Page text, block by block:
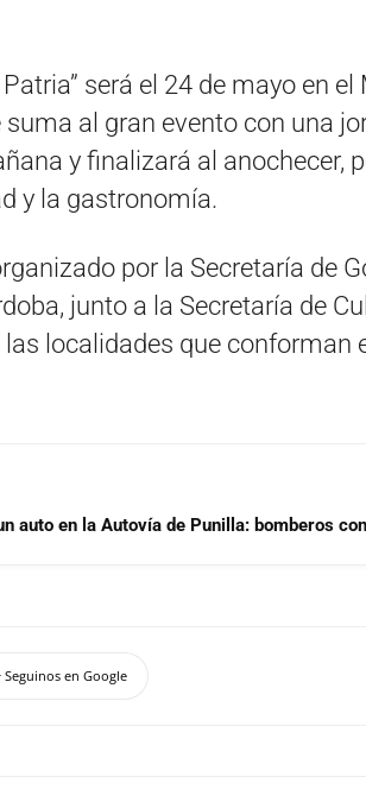
Patria” será el 24 de mayo en
suma al gran evento con una
y finalizará al anochecer,
y la gastronomía.
por la Secretaría de
junto a la Secretaría de
localidades que conforman
auto en la Autovía de Punilla: bomberos
Seguinos en Google